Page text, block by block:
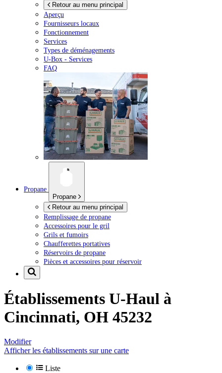
Retour au menu principal
Aperçu
Fournisseurs locaux
Fonctionnement
Services
Types de déménagements
U-Box - Services
FAQ
Propane
Propane
Retour au menu principal
Remplissage de propane
Accessoires pour le gril
Grils et fumoirs
Chaufferettes portatives
Réservoirs de propane
Pièces et accessoires pour réservoir
Établissements U-Haul à
Cincinnati, OH 45232
Modifier
Afficher les établissements sur une carte
Liste